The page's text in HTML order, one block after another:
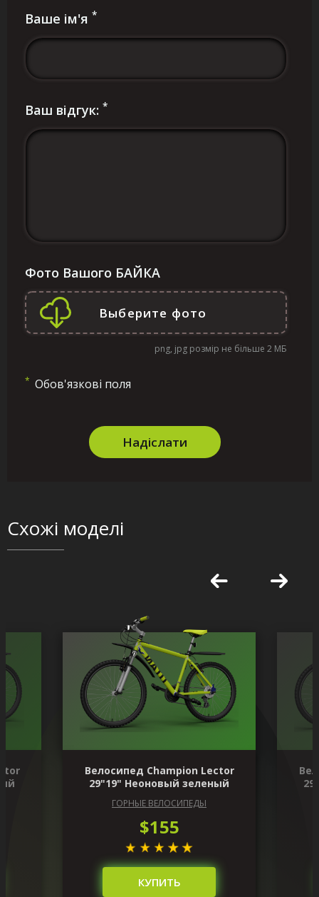
Ваше ім'я *
Ваш відгук: *
Фото Вашого БАЙКА
png, jpg розмір не більше 2 МБ
* Обов'язкові поля
Надіслати
Схожі моделі
Велосипед Champion Lector
29"19" Неоновый зеленый
ГОРНЫЕ ВЕЛОСИПЕДЫ
$155
КУПИТЬ